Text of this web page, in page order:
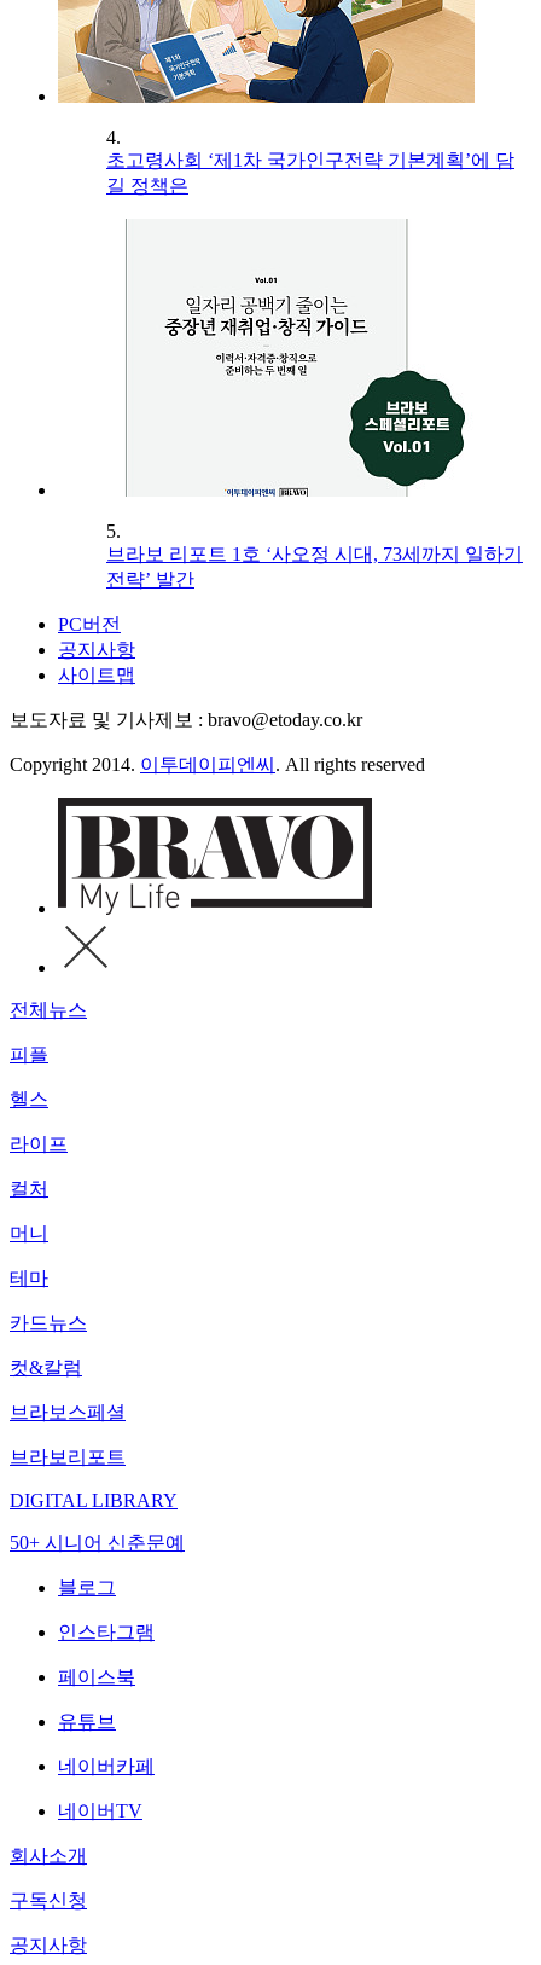
4.
초고령사회 ‘제1차 국가인구전략 기본계획’에 담
길 정책은
5.
브라보 리포트 1호 ‘사오정 시대, 73세까지 일하기
전략’ 발간
PC버전
공지사항
사이트맵
보도자료 및 기사제보 : bravo@etoday.co.kr
Copyright 2014. 이투데이피엔씨 . All rights reserved
전체뉴스
피플
헬스
라이프
컬처
머니
테마
카드뉴스
컷&칼럼
브라보스페셜
브라보리포트
DIGITAL LIBRARY
50+ 시니어 신춘문예
블로그
인스타그램
페이스북
유튜브
네이버카페
네이버TV
회사소개
구독신청
공지사항